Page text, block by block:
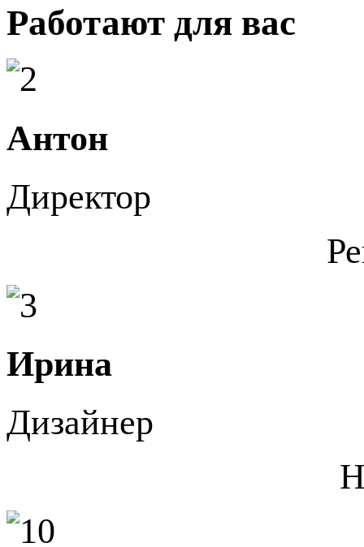
Работают для вас
Антон
Директор
Ирина
Дизайнер